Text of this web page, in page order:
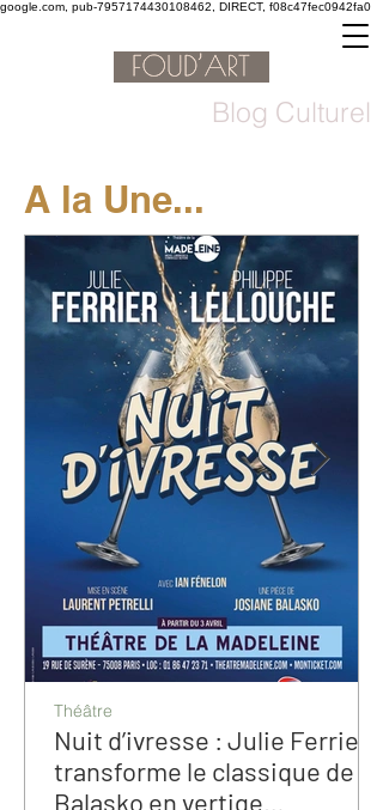
google.com, pub-7957174430108462, DIRECT, f08c47fec0942fa0
Blog Culturel
A la Une...
Nuit d’ivresse : Julie Ferrier
transforme le classique de
Balasko en vertige
Théâtre